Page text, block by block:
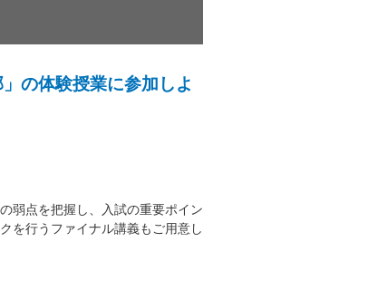
の体験授業に参加しよ
弱点を把握し、入試の重要ポイン
を行うファイナル講義もご用意し